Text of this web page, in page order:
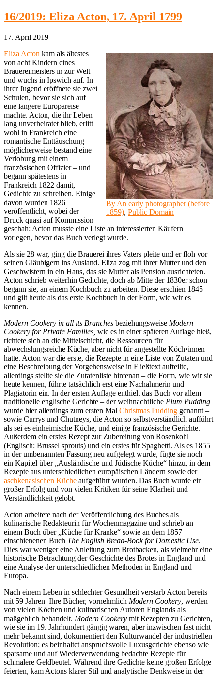
16/2019: Eliza Acton, 17. April 1799
17. April 2019
By An early photographer (before
1859), Public Domain
Eliza Acton kam als ältestes
von acht Kindern eines
Brauereimeisters in zur Welt
und wuchs in Ipswich auf. In
ihrer Jugend eröffnete sie zwei
Schulen, bevor sie sich auf
eine längere Europareise
machte. Acton, die ihr Leben
lang unverheiratet blieb, erlitt
wohl in Frankreich eine
romantische Enttäuschung –
möglicherweise bestand eine
Verlobung mit einem
französischen Offizier – und
begann spätestens in
Frankreich 1822 damit,
Gedichte zu schreiben. Einige
davon wurden 1826
veröffentlicht, wobei der
Druck quasi auf Kommission
geschah: Acton musste eine Liste an interessierten Käufern
vorlegen, bevor das Buch verlegt wurde.
Als sie 28 war, ging die Brauerei ihres Vaters pleite und er floh vor
seinen Gläubigern ins Ausland. Eliza zog mit ihrer Mutter und den
Geschwistern in ein Haus, das sie Mutter als Pension ausrichteten.
Acton schrieb weiterhin Gedichte, doch ab Mitte der 1830er schon
begann sie, an einem Kochbuch zu arbeiten. Diese erschien 1845
und gilt heute als das erste Kochbuch in der Form, wie wir es
kennen.
Modern Cookery in all its Branches beziehungsweise Modern
Cookery for Private Families, wie es in einer späteren Auflage hieß,
richtete sich an die Mittelschicht, die Ressourcen für
abwechslungsreiche Küche, aber nicht für angestellte Köch•innen
hatte. Acton war die erste, die Rezepte in eine Liste von Zutaten und
eine Beschreibung der Vorgehensweise in Fließtext aufteilte,
allerdings stellte sie die Zutatenliste hintenan – die Form, wie wir sie
heute kennen, führte tatsächlich erst eine Nachahmerin und
Plagiatorin ein. In der ersten Auflage enthielt das Buch vor allem
traditionelle englische Gerichte – der weihnachtliche Plum Pudding
wurde hier allerdings zum ersten Mal Christmas Pudding genannt –
sowie Currys und Chutneys, die Acton so selbstverständlich aufführt
als sei es einheimische Küche, und einige französische Gerichte.
Außerdem ein erstes Rezept zur Zubereitung von Rosenkohl
(Englisch: Brussel sprouts) und ein erstes für Spaghetti. Als es 1855
in der umbenannten Fassung neu aufgelegt wurde, fügte sie noch
ein Kapitel über „Ausländische und Jüdische Küche“ hinzu, in dem
Rezepte aus unterschiedlichen europäischen Ländern sowie der
aschkenasischen Küche aufgeführt wurden. Das Buch wurde ein
großer Erfolg und von vielen Kritiken für seine Klarheit und
Verständlichkeit gelobt.
Acton arbeitete nach der Veröffentlichung des Buches als
kulinarische Redakteurin für Wochenmagazine und schrieb an
einem Buch über „Küche für Kranke“ sowie an dem 1857
einschienenen Buch The English Bread-Book for Domestic Use.
Dies war weniger eine Anleitung zum Brotbacken, als vielmehr eine
historische Betrachtung der Geschichte des Brotes in England und
eine Analyse der unterschiedlichen Methoden in England und
Europa.
Nach einem Leben in schlechter Gesundheit verstarb Acton bereits
mit 59 Jahren. Ihre Bücher, vornehmlich Modern Cookery, werden
von vielen Köchen und kulinarischen Autoren Englands als
maßgeblich behandelt. Modern Cookery mit Rezepten zu Gerichten,
wie sie im 19. Jahrhundert gängig waren, aber inzwischen fast nicht
mehr bekannt sind, dokumentiert den Kulturwandel der industriellen
Revolution; es beinhaltet anspruchsvolle Luxusgerichte ebenso wie
sparsame und auf Wiederverwendung bedachte Rezepte für
schmalere Geldbeutel. Während ihre Gedichte keine großen Erfolge
feierten, kam Actons klarer Stil und analytische Denkweise in der